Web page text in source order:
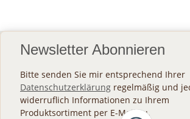
Newsletter Abonnieren
Bitte senden Sie mir entsprechend Ihrer
Datenschutzerklärung regelmäßig und
widerruflich Informationen zu Ihrem
Produktsortiment per E-Mail zu.